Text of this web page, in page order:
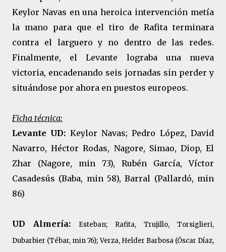
Keylor Navas en una heroica intervención metía
la mano para que el tiro de Rafita terminara
contra el larguero y no dentro de las redes.
Finalmente, el Levante lograba una nueva
victoria, encadenando seis jornadas sin perder y
situándose por ahora en puestos europeos.
Ficha técnica:
Levante UD: Keylor Navas; Pedro López, David
Navarro, Héctor Rodas, Nagore, Simao, Diop, El
Zhar (Nagore, min 73), Rubén García, Víctor
Casadesús (Baba, min 58), Barral (Pallardó, min
86)
UD Almería:
Esteban; Rafita, Trujillo, Torsiglieri,
Dubarbier (Tébar, min 76); Verza, Helder Barbosa (Óscar Díaz,